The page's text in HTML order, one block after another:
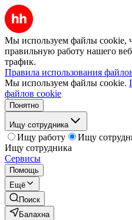
Мы используем файлы cookie,
правильную работу нашего
трафик.
Правила использования
Мы используем файлы cookie.
файлов cookie
Понятно
Ищу сотрудника
Ищу работу
Ищу
Ищу сотрудника
Сервисы
Помощь
Ещё
Поиск
Балахна